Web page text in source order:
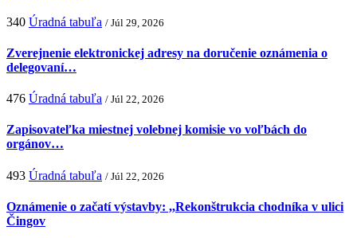
340 Úradná tabuľa / Júl 29, 2026
Zverejnenie elektronickej adresy na doručenie oznámenia o
delegovaní…
476 Úradná tabuľa / Júl 22, 2026
Zapisovateľka miestnej volebnej komisie vo voľbách do
orgánov…
493 Úradná tabuľa / Júl 22, 2026
Oznámenie o začatí výstavby: ,,Rekonštrukcia chodníka v ulici
Čingov